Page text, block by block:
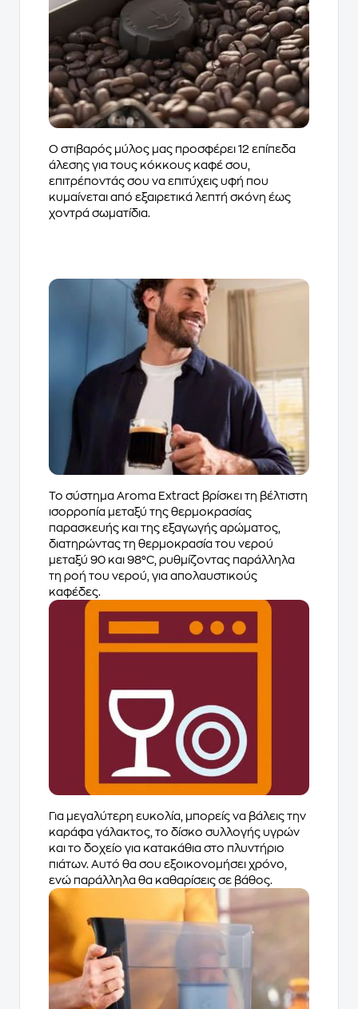
Ο στιβαρός μύλος μας προσφέρει 12 επίπεδα
άλεσης για τους κόκκους καφέ σου,
επιτρέποντάς σου να επιτύχεις υφή που
κυμαίνεται από εξαιρετικά λεπτή σκόνη έως
χοντρά σωματίδια.
Το σύστημα Aroma Extract βρίσκει τη βέλτιστη
ισορροπία μεταξύ της θερμοκρασίας
παρασκευής και της εξαγωγής αρώματος,
διατηρώντας τη θερμοκρασία του νερού
μεταξύ 90 και 98°C, ρυθμίζοντας παράλληλα
τη ροή του νερού, για απολαυστικούς
καφέδες.
Για μεγαλύτερη ευκολία, μπορείς να βάλεις την
καράφα γάλακτος, το δίσκο συλλογής υγρών
και το δοχείο για κατακάθια στο πλυντήριο
πιάτων. Αυτό θα σου εξοικονομήσει χρόνο,
ενώ παράλληλα θα καθαρίσεις σε βάθος.